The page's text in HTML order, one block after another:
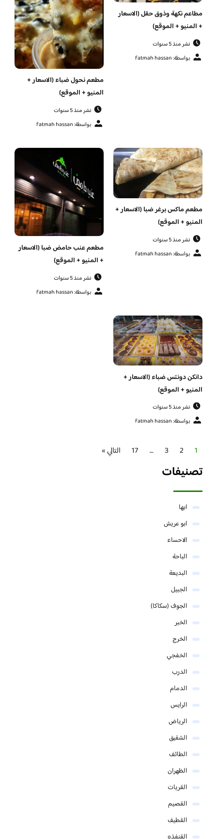
مطاعم نكهة وذوق حقل (الاسعار
+ المنيو + الموقع)
نشر منذ 5 سنوات
بواسطة: fatmah hassan
مطعم نحول ضباء (الاسعار +
المنيو + الموقع)
نشر منذ 5 سنوات
بواسطة: fatmah hassan
مطعم ماكس برغر ضبا (الاسعار +
المنيو + الموقع)
نشر منذ 5 سنوات
بواسطة: fatmah hassan
مطعم عنب حامض ضبا (الاسعار
+ المنيو + الموقع)
نشر منذ 5 سنوات
بواسطة: fatmah hassan
دانكن دونتس ضباء (الاسعار +
المنيو + الموقع)
نشر منذ 5 سنوات
بواسطة: fatmah hassan
1
2
3
…
17 التالي »
تصنيفات
ابها
ابو عريش
الاحساء
الباحة
البديعة
الجبيل
الجوف (سكاكا)
الخبر
الخرج
الخفجي
الدرب
الدمام
الرايس
الرياض
الشقيق
الطائف
الظهران
القريات
القصيم
القطيف